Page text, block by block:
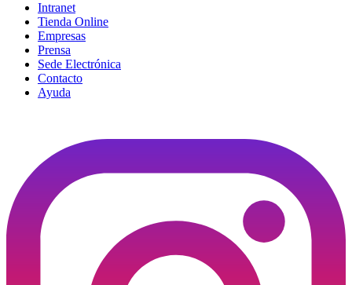
Intranet
Tienda Online
Empresas
Prensa
Sede Electrónica
Contacto
Ayuda